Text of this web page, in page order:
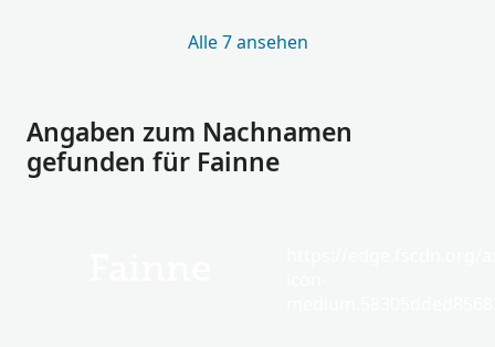
Alle 7 ansehen
Angaben zum Nachnamen
gefunden für Fainne